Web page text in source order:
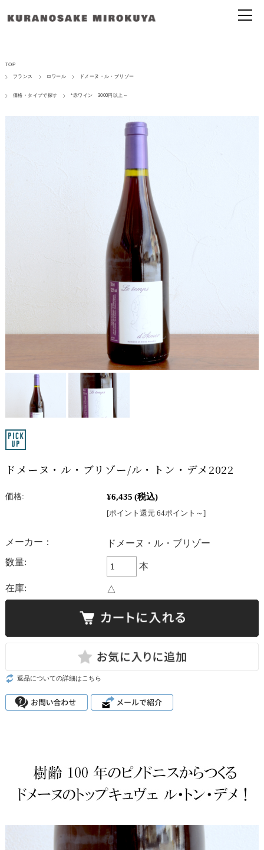
TOP
フランス ロワール ドメーヌ・ル・ブリゾー
価格・タイプで探す *赤ワイン 3000円以上～
ドメーヌ・ル・ブリゾー/ル・トン・デメ2022
価格: ¥6,435 (税込)
[ポイント還元 64ポイント～]
メーカー：
ドメーヌ・ル・ブリゾー
数量:
本
在庫: △
返品についての詳細はこちら